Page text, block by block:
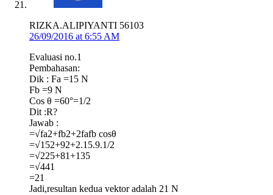
RIZKA.ALIPIYANTI 56103
26/09/2016 at 6:55 AM
Evaluasi no.1
Pembahasan:
Dik : Fa =15 N
Fb =9 N
Cos θ =60°=1/2
Dit :R?
Jawab :
=√fa2+fb2+2fafb cosθ
=√152+92+2.15.9.1/2
=√225+81+135
=√441
=21
Jadi,resultan kedua vektor adalah 21 N